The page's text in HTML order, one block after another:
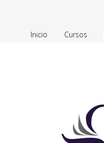
Inicio Cursos